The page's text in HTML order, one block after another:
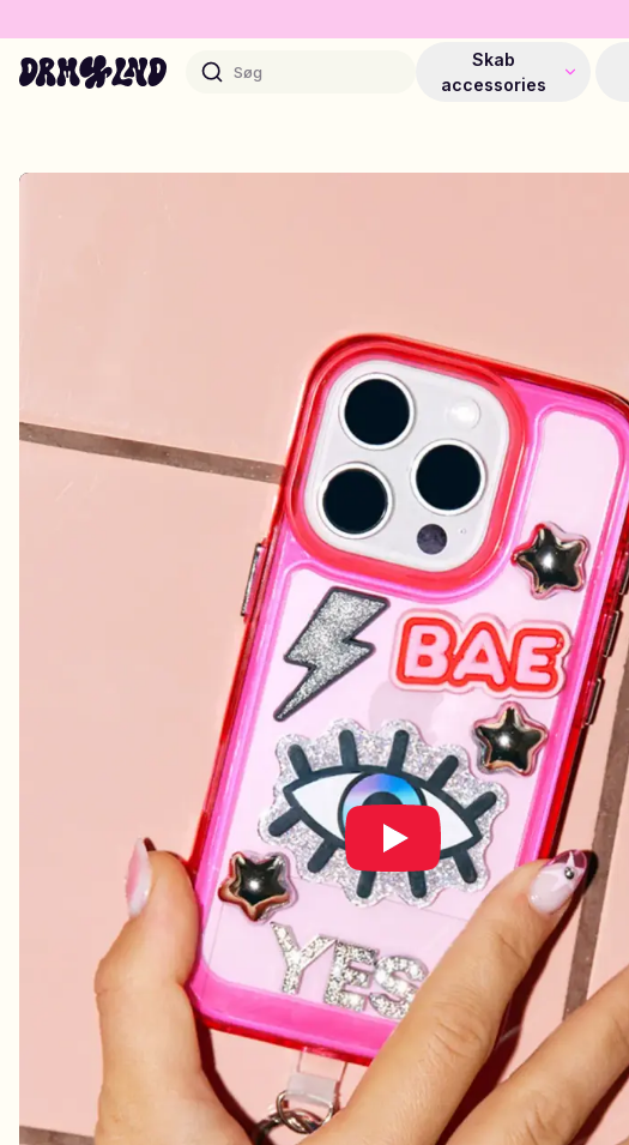
Søg
Skab
accessories
Vælg og bland – hundredvis af unikke stick-ons
Halskæder, armbånd, bag chains & mere
Masser af vedhæng. Find dine favoritter.
Ønskeliste Mine ordrer